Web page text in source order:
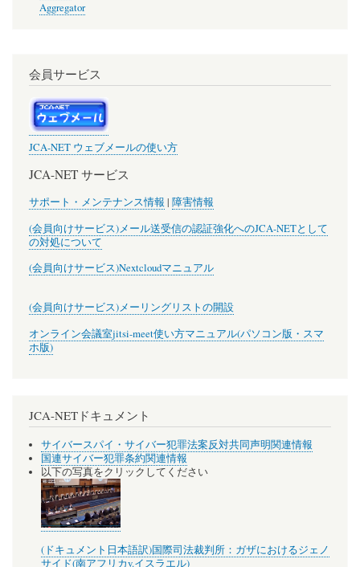
Aggregator
会員サービス
JCA-NET ウェブメールの使い方
JCA-NET サービス
サポート・メンテナンス情報 | 障害情報
(会員向けサービス)メール送受信の認証強化へのJCA-NETとして
の対処について
(会員向けサービス)Nextcloudマニュアル
(会員向けサービス)メーリングリストの開設
オンライン会議室jitsi-meet使い方マニュアル(パソコン版・スマ
ホ版)
JCA-NETドキュメント
サイバースパイ・サイバー犯罪法案反対共同声明関連情報
国連サイバー犯罪条約関連情報
以下の写真をクリックしてください
(ドキュメント日本語訳)国際司法裁判所：ガザにおけるジェノ
サイド(南アフリカv.イスラエル)